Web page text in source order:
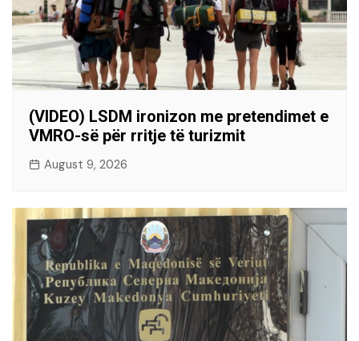
(VIDEO) LSDM ironizon me pretendimet e
VMRO-së për rritje të turizmit
August 9, 2026